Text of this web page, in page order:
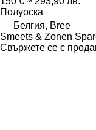
Полуоска
Белгия, Bree
Smeets & Zonen
Свържете се с